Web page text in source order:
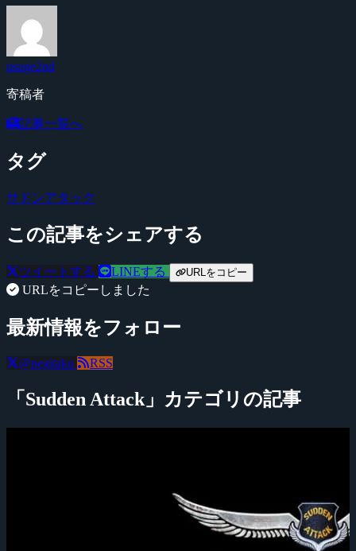
usuge2nd
寄稿者
記事一覧へ
タグ
サドンアタック
この記事をシェアする
ツイートする LINEする URLをコピー
URLをコピーしました
最新情報をフォロー
@negitaku RSS
「Sudden Attack」カテゴリの記事